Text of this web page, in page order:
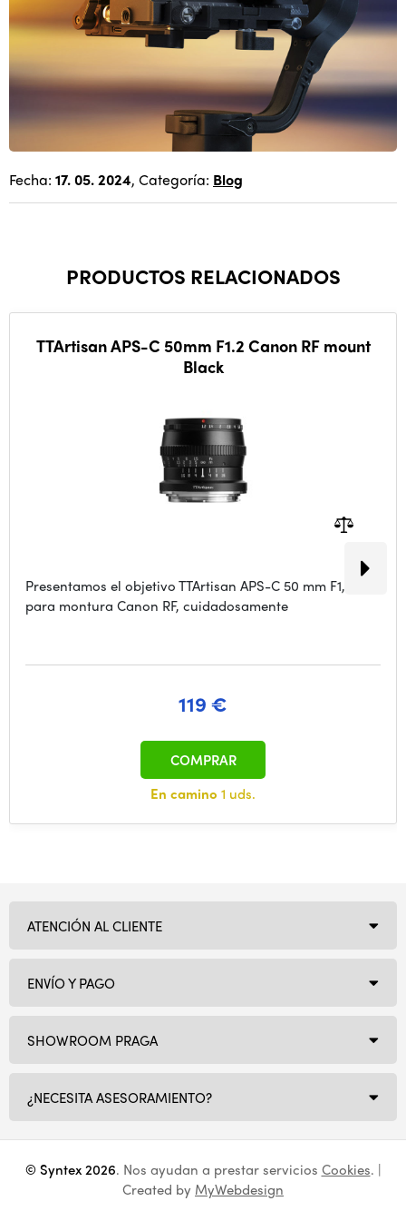
Fecha: 17. 05. 2024, Categoría: Blog
PRODUCTOS RELACIONADOS
TTArtisan APS-C 50mm F1.2 Canon RF mount
Black
Presentamos el objetivo TTArtisan APS-C 50 mm F1,2
para montura Canon RF, cuidadosamente
119 €
En camino 1 uds.
COMPRAR
SHOWROOM PRAGA
¿NECESITA ASESORAMIENTO?
ATENCIÓN AL CLIENTE
ENVÍO Y PAGO
© Syntex 2026. Nos ayudan a prestar servicios Cookies. |
Created by MyWebdesign